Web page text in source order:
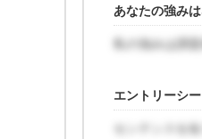
あなたの強みは
私の強みは課
エントリーシ